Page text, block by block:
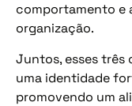
comportamento e
organização.
Juntos, esses três
uma identidade
promovendo um